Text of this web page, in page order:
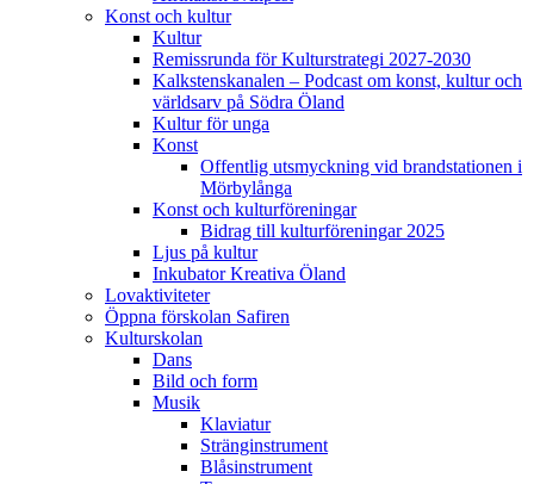
Konst och kultur
Kultur
Remissrunda för Kulturstrategi 2027-2030
Kalkstenskanalen – Podcast om konst, kultur och
världsarv på Södra Öland
Kultur för unga
Konst
Offentlig utsmyckning vid brandstationen i
Mörbylånga
Konst och kulturföreningar
Bidrag till kulturföreningar 2025
Ljus på kultur
Inkubator Kreativa Öland
Lovaktiviteter
Öppna förskolan Safiren
Kulturskolan
Dans
Bild och form
Musik
Klaviatur
Stränginstrument
Blåsinstrument